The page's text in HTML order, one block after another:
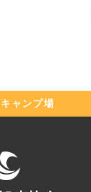
キャンプ場